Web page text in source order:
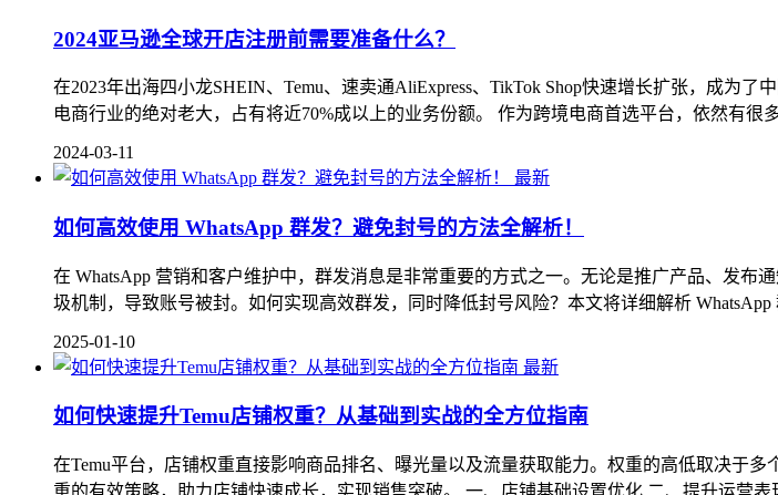
2024亚马逊全球开店注册前需要准备什么？
在2023年出海四小龙SHEIN、Temu、速卖通AliExpress、TikTok Shop快速增长扩张，成为
电商行业的绝对老大，占有将近70%成以上的业务份额。 作为跨境电商首选平台，依然有
2024-03-11
最新
如何高效使用 WhatsApp 群发？避免封号的方法全解析！
在 WhatsApp 营销和客户维护中，群发消息是非常重要的方式之一。无论是推广产品、发布
圾机制，导致账号被封。如何实现高效群发，同时降低封号风险？本文将详细解析
2025-01-10
最新
如何快速提升Temu店铺权重？从基础到实战的全方位指南
在Temu平台，店铺权重直接影响商品排名、曝光量以及流量获取能力。权重的高低取决于